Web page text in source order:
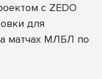
с ZEDO
для
матчах МЛБЛ по